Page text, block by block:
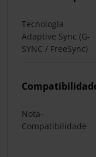
Tecnologia
Adaptive Sync (G-
SYNC / FreeSync)
Nota-
Compatibilidade